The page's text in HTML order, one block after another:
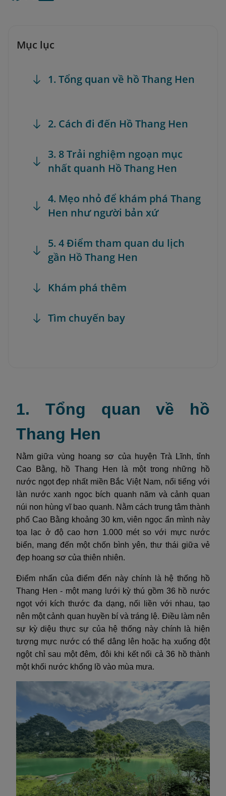
Mục lục
1. Tổng quan về hồ Thang Hen
2. Cách đi đến Hồ Thang Hen
3. 8 Trải nghiệm ngoạn mục
nhất quanh Hồ Thang Hen
4. Mẹo nhỏ để khám phá Thang
Hen như người bản xứ
5. 4 Điểm tham quan du lịch
gần Hồ Thang Hen
Khám phá thêm
Tìm chuyến bay
1. Tổng quan về hồ
Thang Hen
Nằm giữa vùng hoang sơ của huyện Trà Lĩnh, tỉnh
Cao Bằng, hồ Thang Hen là một trong những hồ
nước ngọt đẹp nhất miền Bắc Việt Nam, nổi tiếng với
làn nước xanh ngọc bích quanh năm và cảnh quan
núi non hùng vĩ bao quanh. Nằm cách trung tâm thành
phố Cao Bằng khoảng 30 km, viên ngọc ẩn mình này
tọa lạc ở độ cao hơn 1.000 mét so với mực nước
biển, mang đến một chốn bình yên, thư thái giữa vẻ
đẹp hoang sơ của thiên nhiên.
Điểm nhấn của điểm đến này chính là hệ thống hồ
Thang Hen - một mạng lưới kỳ thú gồm 36 hồ nước
ngọt với kích thước đa dạng, nối liền với nhau, tạo
nên một cảnh quan huyền bí và tráng lệ. Điều làm nên
sự kỳ diệu thực sự của hệ thống này chính là hiện
tượng mực nước có thể dâng lên hoặc hạ xuống đột
ngột chỉ sau một đêm, đôi khi kết nối cả 36 hồ thành
một khối nước khổng lồ vào mùa mưa.